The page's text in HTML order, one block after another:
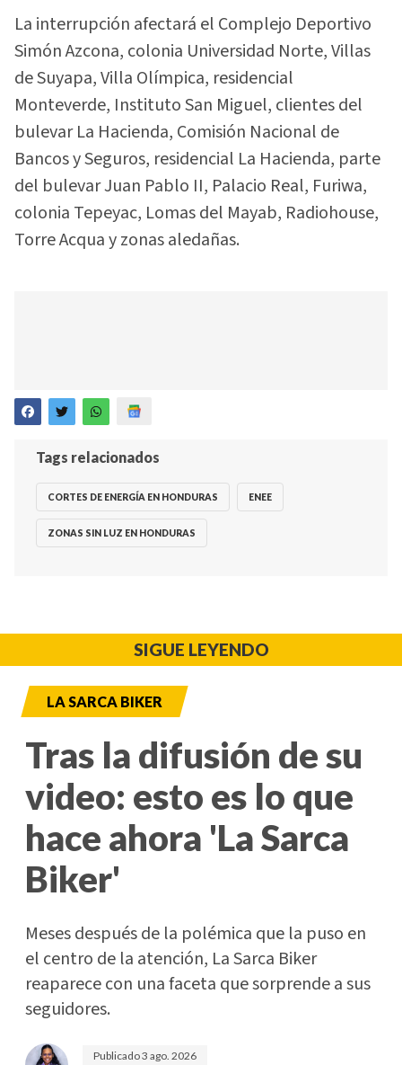
La interrupción afectará el Complejo Deportivo
Simón Azcona, colonia Universidad Norte, Villas
de Suyapa, Villa Olímpica, residencial
Monteverde, Instituto San Miguel, clientes del
bulevar La Hacienda, Comisión Nacional de
Bancos y Seguros, residencial La Hacienda, parte
del bulevar Juan Pablo II, Palacio Real, Furiwa,
colonia Tepeyac, Lomas del Mayab, Radiohouse,
Torre Acqua y zonas aledañas.
Tags relacionados
CORTES DE ENERGÍA EN HONDURAS ENEE
ZONAS SIN LUZ EN HONDURAS
SIGUE LEYENDO
LA SARCA BIKER
Tras la difusión de su
video: esto es lo que
hace ahora 'La Sarca
Biker'
Meses después de la polémica que la puso en
el centro de la atención, La Sarca Biker
reaparece con una faceta que sorprende a sus
seguidores.
Publicado3 ago. 2026